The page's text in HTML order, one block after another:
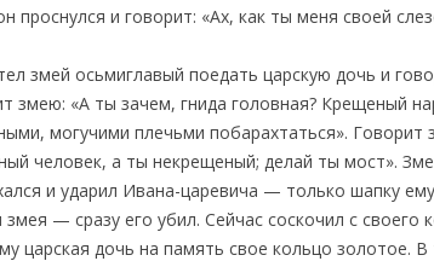
проснулся и говорит: «Ах, как ты меня своей
змей осьмиглавый поедать царскую дочь и
змею: «А ты зачем, гнида головная? Крещеный
могучими плечьми побарахтаться».
человек, а ты некрещеный; делай ты мост».
и ударил Ивана-царевича — только шапку
змея — сразу его убил. Сейчас соскочил с
царская дочь на память свое кольцо